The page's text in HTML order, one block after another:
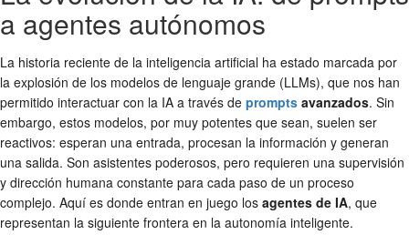
a agentes autónomos
La historia reciente de la inteligencia artificial ha estado marcada por
la explosión de los modelos de lenguaje grande (LLMs), que nos han
permitido interactuar con la IA a través de prompts avanzados. Sin
embargo, estos modelos, por muy potentes que sean, suelen ser
reactivos: esperan una entrada, procesan la información y generan
una salida. Son asistentes poderosos, pero requieren una supervisión
y dirección humana constante para cada paso de un proceso
complejo. Aquí es donde entran en juego los agentes de IA, que
representan la siguiente frontera en la autonomía inteligente.